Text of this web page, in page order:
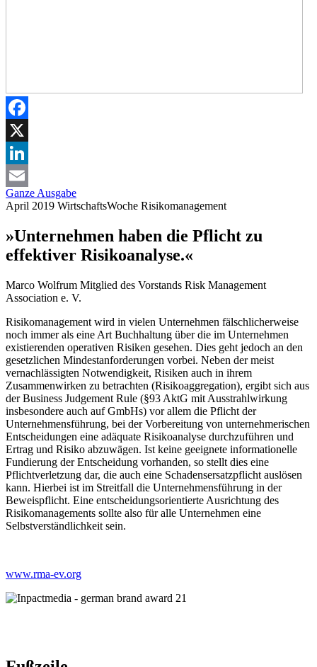
Facebook
X
LinkedIn
Email
Ganze Ausgabe
April 2019 WirtschaftsWoche Risikomanagement
»Unternehmen haben die Pflicht zu
effektiver Risikoanalyse.«
Marco Wolfrum Mitglied des Vorstands Risk Management
Association e. V.
Risikomanagement wird in vielen Unternehmen fälschlicherweise
noch immer als eine Art Buchhaltung über die im Unternehmen
existierenden operativen Risiken gesehen. Dies geht jedoch an den
gesetzlichen Mindestanforderungen vorbei. Neben der meist
vernachlässigten Notwendigkeit, Risiken auch in ihrem
Zusammenwirken zu betrachten (Risikoaggregation), ergibt sich aus
der Business Judgement Rule (§93 AktG mit Ausstrahlwirkung
insbesondere auch auf GmbHs) vor allem die Pflicht der
Unternehmensführung, bei der Vorbereitung von unternehmerischen
Entscheidungen eine adäquate Risikoanalyse durchzuführen und
Ertrag und Risiko abzuwägen. Ist keine geeignete informationelle
Fundierung der Entscheidung vorhanden, so stellt dies eine
Pflichtverletzung dar, die auch eine Schadensersatzpflicht auslösen
kann. Hierbei ist im Streitfall die Unternehmensführung in der
Beweispflicht. Eine entscheidungsorientierte Ausrichtung des
Risikomanagements sollte also für alle Unternehmen eine
Selbstverständlichkeit sein.
www.rma-ev.org